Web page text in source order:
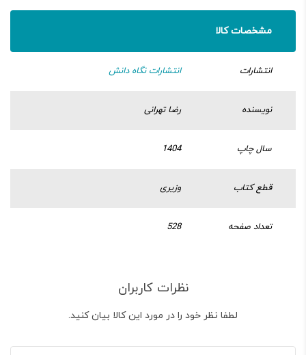
مشخصات کالا
انتشارات انتشارات نگاه دانش
نویسنده رضا تهرانی
سال چاپ 1404
قطع کتاب وزیری
تعداد صفحه 528
نظرات کاربران
لطفا نظر خود را در مورد این کالا بیان کنید.